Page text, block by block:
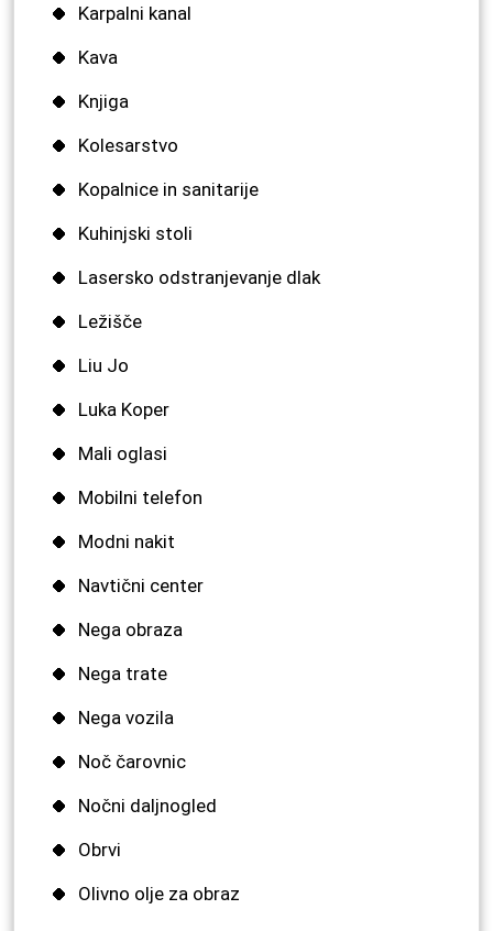
Karpalni kanal
Kava
Knjiga
Kolesarstvo
Kopalnice in sanitarije
Kuhinjski stoli
Lasersko odstranjevanje dlak
Ležišče
Liu Jo
Luka Koper
Mali oglasi
Mobilni telefon
Modni nakit
Navtični center
Nega obraza
Nega trate
Nega vozila
Noč čarovnic
Nočni daljnogled
Obrvi
Olivno olje za obraz